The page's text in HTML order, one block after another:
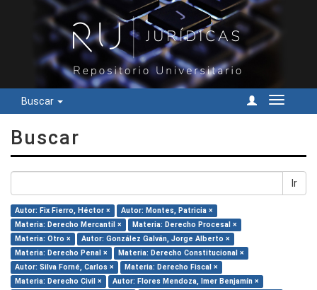
Buscar
Cambiar
Buscar
Ir
Autor: Fix Fierro, Héctor ×
Autor: Montes, Patricia ×
Materia: Derecho Mercantil ×
Materia: Derecho Procesal ×
Materia: Otro ×
Autor: González Galván, Jorge Alberto ×
Materia: Derecho Penal ×
Materia: Derecho Constitucional ×
Autor: Silva Forné, Carlos ×
Materia: Derecho Fiscal ×
Materia: Derecho Civil ×
Autor: Flores Mendoza, Imer Benjamín ×